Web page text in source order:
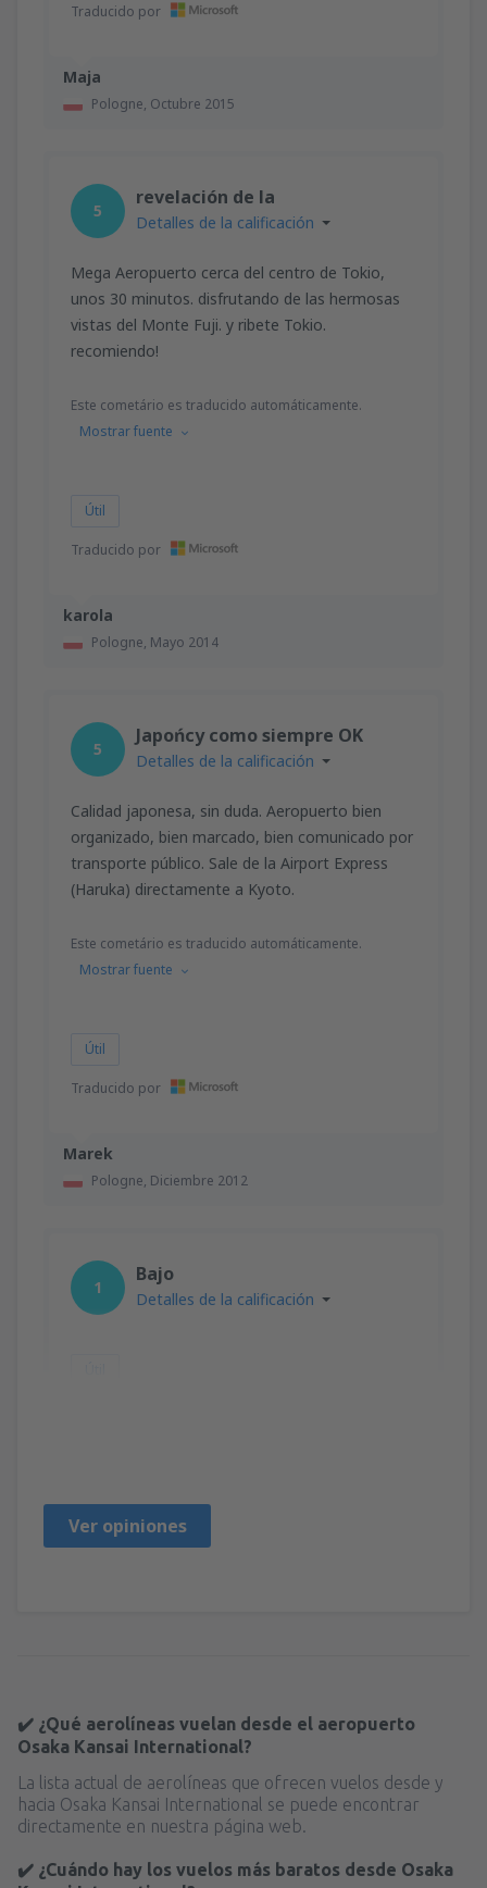
Maja
Pologne, Octubre 2015
Traducido por
karola
Pologne, Mayo 2014
5
revelación de la
Detalles de la calificación
Mega Aeropuerto cerca del centro de Tokio,
unos 30 minutos. disfrutando de las hermosas
vistas del Monte Fuji. y ribete Tokio.
recomiendo!
Este cometário es traducido automáticamente.
Mostrar fuente
Útil
Traducido por
Marek
Pologne, Diciembre 2012
5
Japońcy como siempre OK
Detalles de la calificación
Calidad japonesa, sin duda. Aeropuerto bien
organizado, bien marcado, bien comunicado por
transporte público. Sale de la Airport Express
(Haruka) directamente a Kyoto.
Este cometário es traducido automáticamente.
Mostrar fuente
Útil
Traducido por
1
Bajo
Detalles de la calificación
Ver opiniones
✔️ ¿Qué aerolíneas vuelan desde el aeropuerto
Osaka Kansai International?
La lista actual de aerolíneas que ofrecen vuelos desde y
hacia Osaka Kansai International se puede encontrar
directamente en nuestra página web.
✔️ ¿Cuándo hay los vuelos más baratos desde Osaka